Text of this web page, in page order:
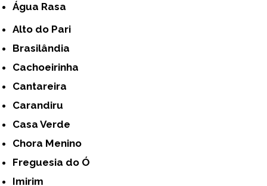
Água Rasa
Alto do Pari
Brasilândia
Cachoeirinha
Cantareira
Carandiru
Casa Verde
Chora Menino
Freguesia do Ó
Imirim